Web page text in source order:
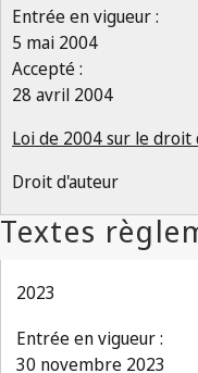
Entrée en vigueur :
5 mai 2004
Accepté :
28 avril 2004
Loi de 2004 sur le droit
Droit d'auteur
2023
Entrée en vigueur :
30 novembre 2023